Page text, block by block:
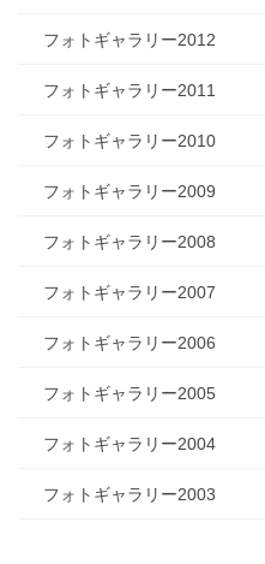
フォトギャラリー2012
フォトギャラリー2011
フォトギャラリー2010
フォトギャラリー2009
フォトギャラリー2008
フォトギャラリー2007
フォトギャラリー2006
フォトギャラリー2005
フォトギャラリー2004
フォトギャラリー2003